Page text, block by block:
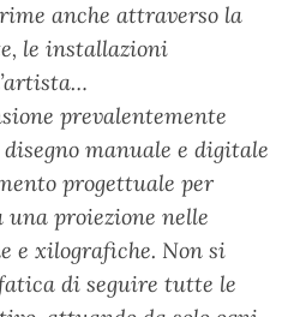
anche attraverso la
le installazioni
prevalentemente
manuale e digitale
progettuale per
una proiezione nelle
e xilografiche. Non si
di seguire tutte le